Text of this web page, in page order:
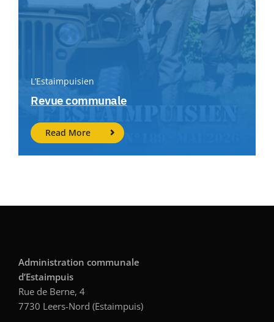
L’Estaimpuisien
Revue communale
Read More
Administration communale
d’Estaimpuis
Rue de Berne, 4
7730 Leers-Nord (Estaimpuis)